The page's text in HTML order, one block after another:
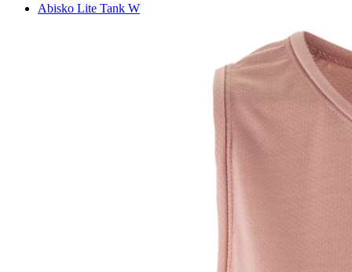
Abisko Lite Tank W